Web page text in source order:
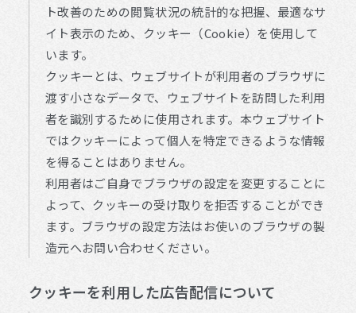
ト改善のための閲覧状況の統計的な把握、最適なサ
イト表示のため、クッキー（Cookie）を使用して
います。
クッキーとは、ウェブサイトが利用者のブラウザに
渡す小さなデータで、ウェブサイトを訪問した利用
者を識別するために使用されます。本ウェブサイト
ではクッキーによって個人を特定できるような情報
を得ることはありません。
利用者はご自身でブラウザの設定を変更することに
よって、クッキーの受け取りを拒否することができ
ます。ブラウザの設定方法はお使いのブラウザの製
造元へお問い合わせください。
クッキーを利用した広告配信について